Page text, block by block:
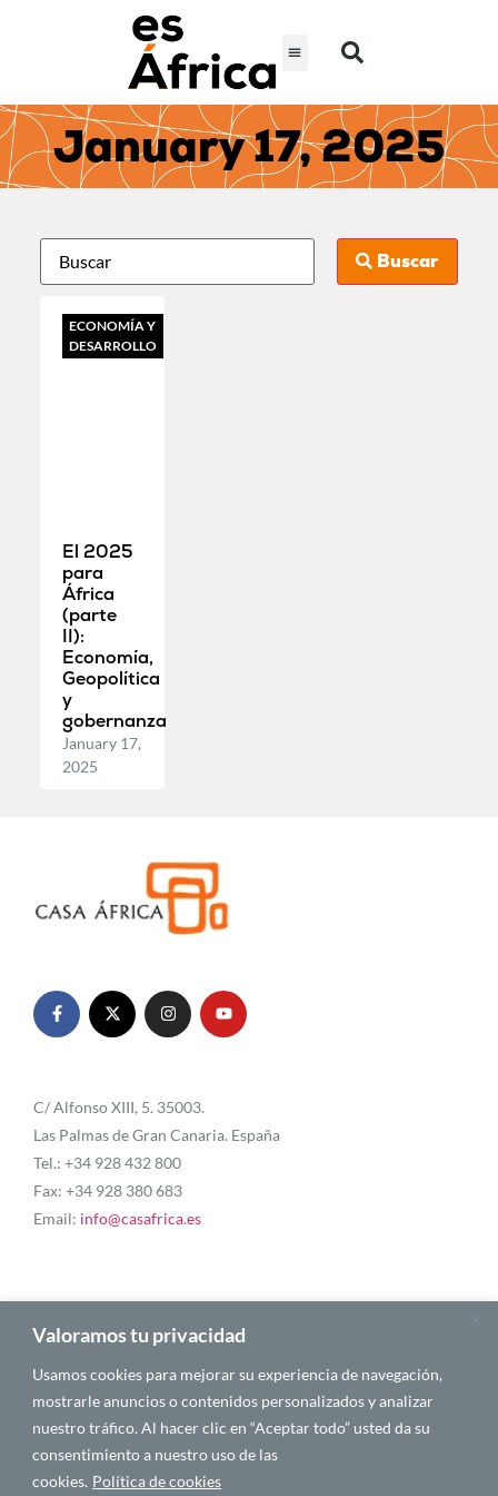
Valoramos tu privacidad
Usamos cookies para mejorar su experiencia de navegación,
mostrarle anuncios o contenidos personalizados y analizar
nuestro tráfico. Al hacer clic en “Aceptar todo” usted da su
consentimiento a nuestro uso de las
cookies. Política de cookies
January 17, 2025
Buscar
ECONOMÍA Y
DESARROLLO
El 2025
para
África
(parte
II):
Economía,
Geopolítica
y
gobernanza
January 17,
2025
C/ Alfonso XIII, 5. 35003.
Las Palmas de Gran Canaria. España
Tel.: +34 928 432 800
Fax: +34 928 380 683
Email: info@casafrica.es
Blog
About Us
Personalities
English